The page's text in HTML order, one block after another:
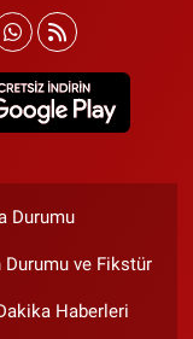
Durumu
Durumu ve Fikstür
Haberleri